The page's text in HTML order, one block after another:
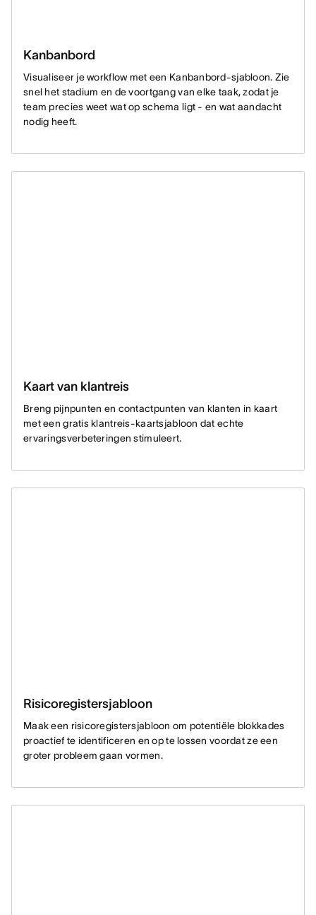
Kanbanbord
Visualiseer je workflow met een Kanbanbord-sjabloon. Zie
snel het stadium en de voortgang van elke taak, zodat je
team precies weet wat op schema ligt - en wat aandacht
nodig heeft.
Kaart van klantreis
Breng pijnpunten en contactpunten van klanten in kaart
met een gratis klantreis-kaartsjabloon dat echte
ervaringsverbeteringen stimuleert.
Risicoregistersjabloon
Maak een risicoregistersjabloon om potentiële blokkades
proactief te identificeren en op te lossen voordat ze een
groter probleem gaan vormen.